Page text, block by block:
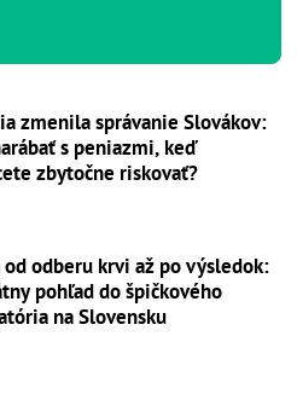
zmenila správanie Slovákov:
s peniazmi, keď
zbytočne riskovať?
od odberu krvi až po výsledok:
pohľad do špičkového
na Slovensku